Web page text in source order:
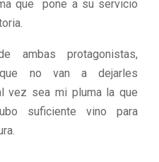
que pone a su servicio
ambas protagonistas,
no van a dejarles
vez sea mi pluma la que
suficiente vino para